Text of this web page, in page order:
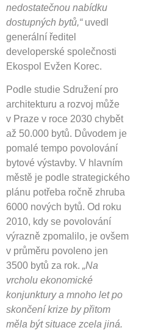
nedostatečnou nabídku
dostupných bytů,“uvedl
generální ředitel
developerské společnosti
Ekospol Evžen Korec.
Podle studie Sdružení pro
architekturu a rozvoj může
v Praze v roce 2030 chybět
až 50.000 bytů. Důvodem je
pomalé tempo povolování
bytové výstavby. V hlavním
městě je podle strategického
plánu potřeba ročně zhruba
6000 nových bytů. Od roku
2010, kdy se povolování
výrazně zpomalilo, je ovšem
v průměru povoleno jen
3500 bytů za rok. „Na
vrcholu ekonomické
konjunktury a mnoho let po
skončení krize by přitom
měla být situace zcela jiná.